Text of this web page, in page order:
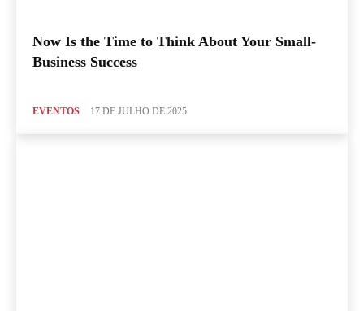
Now Is the Time to Think About Your Small-
Business Success
EVENTOS 17 DE JULHO DE 2025